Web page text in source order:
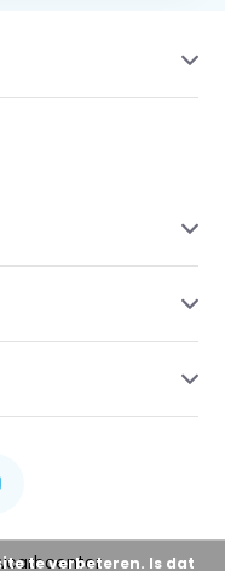
te verbeteren. Is dat